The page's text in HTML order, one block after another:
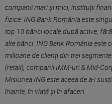
companii mari și mici, instituții
fizice. ING Bank România este
top 10 bănci locale după active,
alte bănci. ING Bank România este
milioane de clienți din trei
(retail), companii IMM-uri & Mid-
Misiunea ING este aceea de a-i
înainte, în viață și în afaceri.